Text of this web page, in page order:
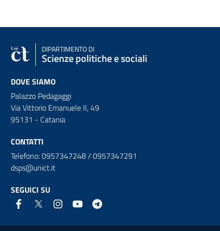
DIPARTIMENTO DI
Scienze politiche e sociali
DOVE SIAMO
Palazzo Pedagaggi
Via Vittorio Emanuele II, 49
95131 - Catania
CONTATTI
Telefono: 0957347248 / 0957347291
dsps@unict.it
SEGUICI SU